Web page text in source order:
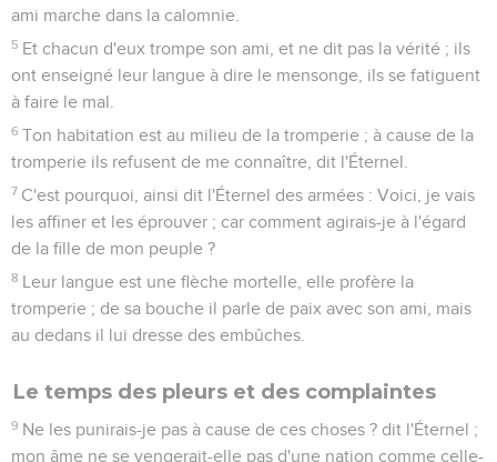
ami marche dans la calomnie.
5 Et chacun d'eux trompe son ami, et ne dit pas la vérité ; ils
ont enseigné leur langue à dire le mensonge, ils se fatiguent
à faire le mal.
6 Ton habitation est au milieu de la tromperie ; à cause de la
tromperie ils refusent de me connaître, dit l'Éternel.
7 C'est pourquoi, ainsi dit l'Éternel des armées : Voici, je vais
les affiner et les éprouver ; car comment agirais-je à l'égard
de la fille de mon peuple ?
8 Leur langue est une flèche mortelle, elle profère la
tromperie ; de sa bouche il parle de paix avec son ami, mais
au dedans il lui dresse des embûches.
Le temps des pleurs et des complaintes
9 Ne les punirais-je pas à cause de ces choses ? dit l'Éternel ;
mon âme ne se vengerait-elle pas d'une nation comme celle-